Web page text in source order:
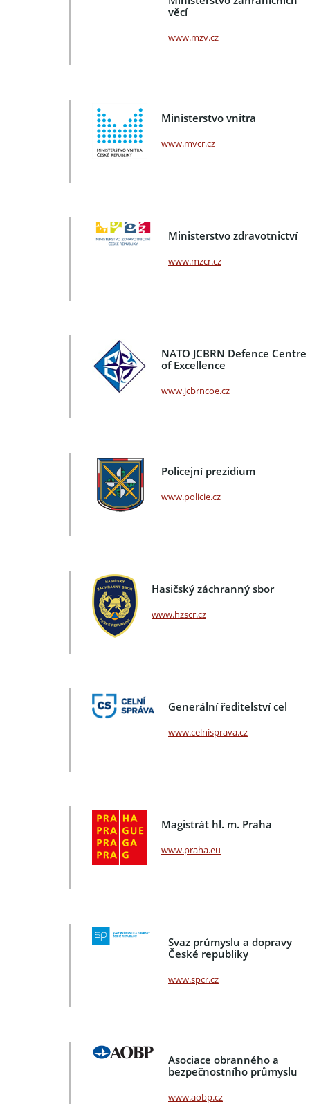
věcí
www.mzv.cz
Ministerstvo vnitra
www.mvcr.cz
Ministerstvo zdravotnictví
www.mzcr.cz
NATO JCBRN Defence Centre
of Excellence
www.jcbrncoe.cz
Policejní prezidium
www.policie.cz
Hasičský záchranný sbor
www.hzscr.cz
Generální ředitelství cel
www.celnisprava.cz
Magistrát hl. m. Praha
www.praha.eu
Svaz průmyslu a dopravy
České republiky
www.spcr.cz
Asociace obranného a
bezpečnostního průmyslu
www.aobp.cz